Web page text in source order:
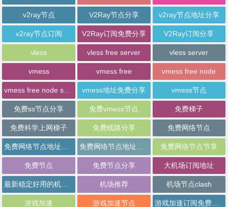
v2ray节点 V2Ray节点分享 v2ray节点地址分享
v2ray节点订阅 V2Ray订阅免费分享 V2Ray订阅分享
vless vless free server vless server
vmess vmess free vmess free node
vmess地址免费分享 vmess节点
免费ss节点分享 免费vmess节点 免费梯子
免费科学上网梯子 免费线路分享 免费网络节点
免费网络节点节享
免费节点 免费节点分享 大机场订阅地址
机场推荐 机场节点clash
游戏加速 游戏加速节点 游戏加速订阅免费分享